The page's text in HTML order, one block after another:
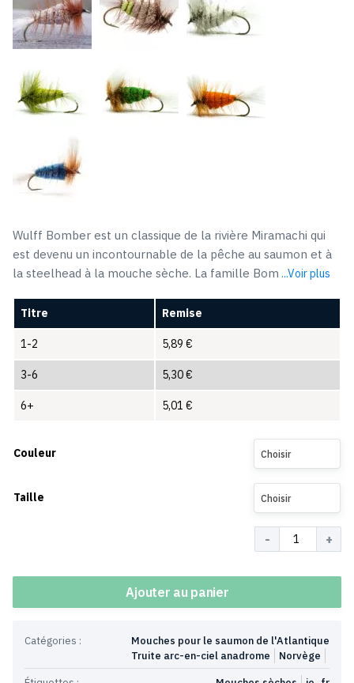
Wulff Bomber est un classique de la rivière Miramachi qui
est devenu un incontournable de la pêche au saumon et à
la steelhead à la mouche sèche. La famille Bom ...Voir plus
Titre Remise
1-2 5,89 €
3-6 5,30€
6+ 5,01 €
Couleur Choisir
Taille Choisir
Ajouter au panier
Catégories :
Mouches pour le saumon de l'Atlantique
Norvège
Truite arc-en-ciel anadrome